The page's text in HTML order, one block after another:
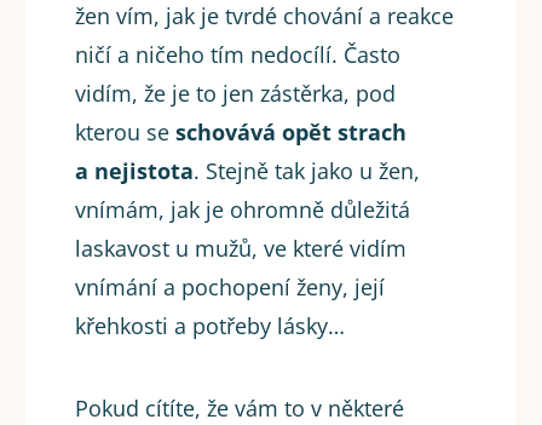
žen vím, jak je tvrdé chování a reakce
ničí a ničeho tím nedocílí. Často
vidím, že je to jen zástěrka, pod
kterou seschovává opět strach
a nejistota. Stejně tak jako u žen,
vnímám, jak je ohromně důležitá
laskavost u mužů, ve které vidím
vnímání a pochopení ženy, její
křehkosti a potřeby lásky…
Pokud cítíte, že vám to v některé